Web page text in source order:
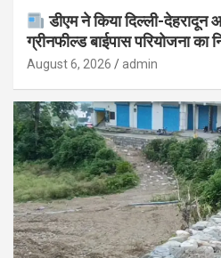
डीएम ने किया दिल्ली-देहरादून
ग्रीनफील्ड बाईपास परियोजना का
August 6, 2026 admin